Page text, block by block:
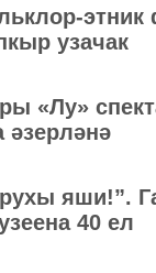
этник
узачак
«Лу»
әзерләнә
яши!”.
40 ел